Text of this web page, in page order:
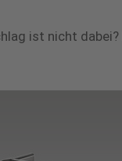
ist nicht dabei?